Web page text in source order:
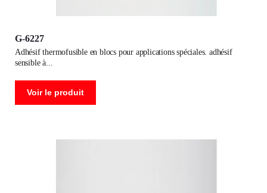
G-6227
adhésif thermofusible en blocs pour applications spéciales. adhésif
sensible à
Voir le produit